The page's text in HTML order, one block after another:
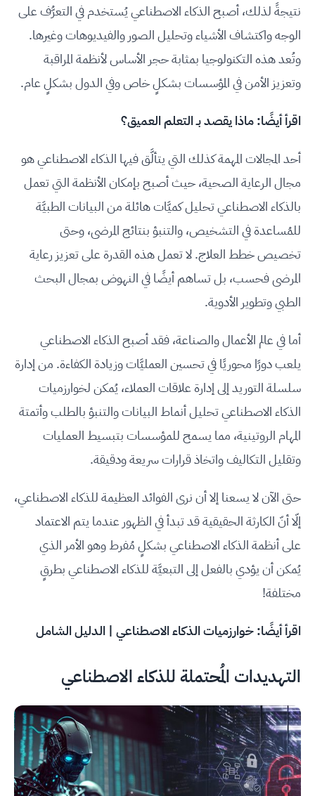
نتيجةً لذلك، أصبح الذكاء الاصطناعي يُستخدم في التعرُّف على
الوجه واكتشاف الأشياء وتحليل الصور والفيديوهات وغيرها.
وتُعد هذه التكنولوجيا بمثابة حجر الأساس لأنظمة المراقبة
وتعزيز الأمن في المؤسسات بشكلٍ خاص وفي الدول بشكلٍ عام.
اقرأ أيضًا:ماذا يقصد بـ التعلم العميق؟
أحد المجالات المهمة كذلك التي يتألَّق فيها الذكاء الاصطناعي هو
مجال الرعاية الصحية، حيث أصبح بإمكان الأنظمة التي تعمل
بالذكاء الاصطناعي تحليل كميَّات هائلة من البيانات الطبيَّة
للمُساعدة في التشخيص، والتنبؤ بنتائج المرضى، وحتى
تخصيص خطط العلاج. لا تعمل هذه القدرة على تعزيز رعاية
المرضى فحسب، بل تساهم أيضًا في النهوض بمجال البحث
الطبي وتطوير الأدوية.
أما في عالم الأعمال والصناعة، فقد أصبح الذكاء الاصطناعي
يلعب دورًا محوريًا في تحسين العمليَّات وزيادة الكفاءة. من إدارة
سلسلة التوريد إلى إدارة علاقات العملاء، يُمكن لخوارزميات
الذكاء الاصطناعي تحليل أنماط البيانات والتنبؤ بالطلب وأتمتة
المهام الروتينية، مما يسمح للمؤسسات بتبسيط العمليات
وتقليل التكاليف واتخاذ قرارات سريعة ودقيقة.
حتى الآن لا يسعنا إلا أن نرى الفوائد العظيمة للذكاء الاصطناعي،
إلّا أنّ الكارثة الحقيقية قد تبدأ في الظهور عندما يتم الاعتماد
على أنظمة الذكاء الاصطناعي بشكلٍ مُفرط وهو الأمر الذي
يُمكن أن يؤدي بالفعل إلى التبعيَّة للذكاء الاصطناعي بطرقٍ
مختلفة!
اقرأ أيضًا:خوارزميات الذكاء الاصطناعي | الدليل الشامل
التهديدات المُحتملة للذكاء الاصطناعي